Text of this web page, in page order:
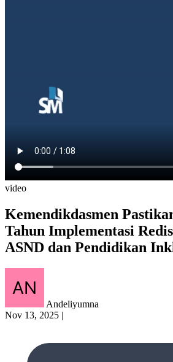
video
Kemendikdasmen
Tahun Implementasi
ASND dan Pendidikan
Andeliyumna
Nov 13, 2025 |